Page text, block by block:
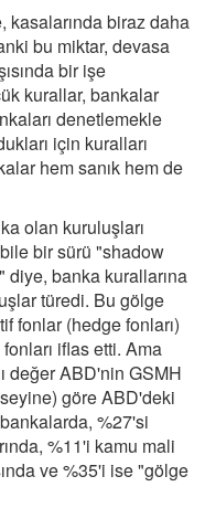
kasalarında biraz daha
bu miktar, devasa
bir işe
kurallar, bankalar
denetlemekle
için kuralları
hem sanık hem de
olan kuruluşları
bir sürü "shadow
banka kurallarına
türedi. Bu gölge
fonlar (hedge fonları)
iflas etti. Ama
değer ABD'nin GSMH
göre ABD'deki
%27'si
%11'i kamu mali
ve %35'i ise "gölge